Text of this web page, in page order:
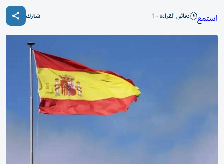
استمع دقائق القراءة - 1 شارك